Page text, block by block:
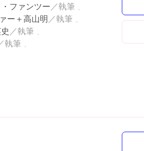
ファンツー
ー＋高山明